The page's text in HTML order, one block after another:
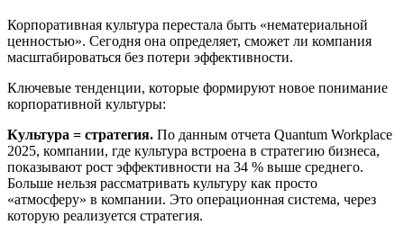
Корпоративная культура перестала быть «нематериальной
ценностью». Сегодня она определяет, сможет ли компания
масштабироваться без потери эффективности.
Ключевые тенденции, которые формируют новое понимание
корпоративной культуры:
Культура = стратегия. По данным отчета Quantum Workplace
2025, компании, где культура встроена в стратегию бизнеса,
показывают рост эффективности на 34 % выше среднего.
Больше нельзя рассматривать культуру как просто
«атмосферу» в компании. Это операционная система, через
которую реализуется стратегия.